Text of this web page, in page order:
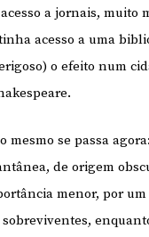
a jornais, muito
acesso a uma
o efeito num
mesmo se passa
de origem
menor, por